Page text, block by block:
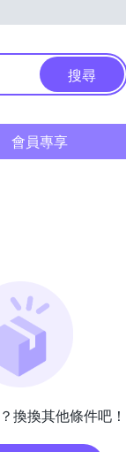
搜尋
會員專享
換換其他條件吧！